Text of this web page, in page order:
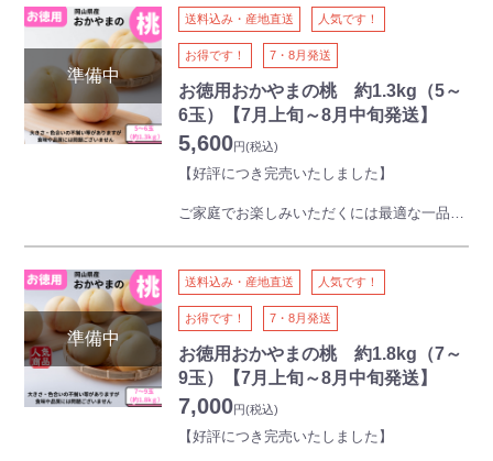
ること間違いなし！
規格外品のため、到着後はお早めにお召し上
がりください。
※お徳用商品のため、発送にお時間をいただ
く場合がございます。
【ご注意】
本商品は離島・沖縄県・北海道にはお届けで
きません
送料込み・産地直送 人気です！
お得です！ 7・8月発送
お徳用おかやまの桃 約1.3kg（5～
6玉）【7月上旬～8月中旬発送】
5,600円(税込)
【好評につき完売いたしました】
ご家庭でお楽しみいただくには最適な一品で
ちょうどいい内容量で当館で販売している果
物のなかで一番の人気です。
このボリュームでこの価格はご満足いただけ
ること間違いなし！
規格外品のため、到着後はお早めにお召し上
がりください。
※お徳用商品のため、発送にお時間をいただ
く場合がございます。
【ご注意】
送料込み・産地直送 人気です！
お得です！ 7・8月発送
お徳用おかやまの桃 約1.8kg（7～
9玉）【7月上旬～8月中旬発送】
7,000円(税込)
【好評につき完売いたしました】